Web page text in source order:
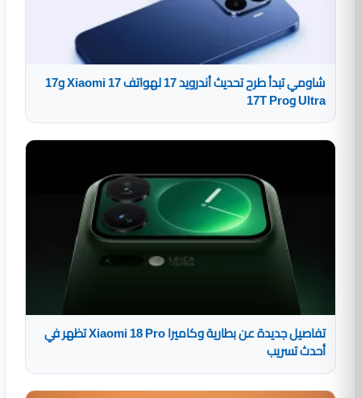
شاومي تبدأ طرح تحديث أندرويد 17 لهواتف Xiaomi 17 و17
Ultra و17T Pro
تفاصيل جديدة عن بطارية وكاميرا Xiaomi 18 Pro تظهر في
أحدث تسريب